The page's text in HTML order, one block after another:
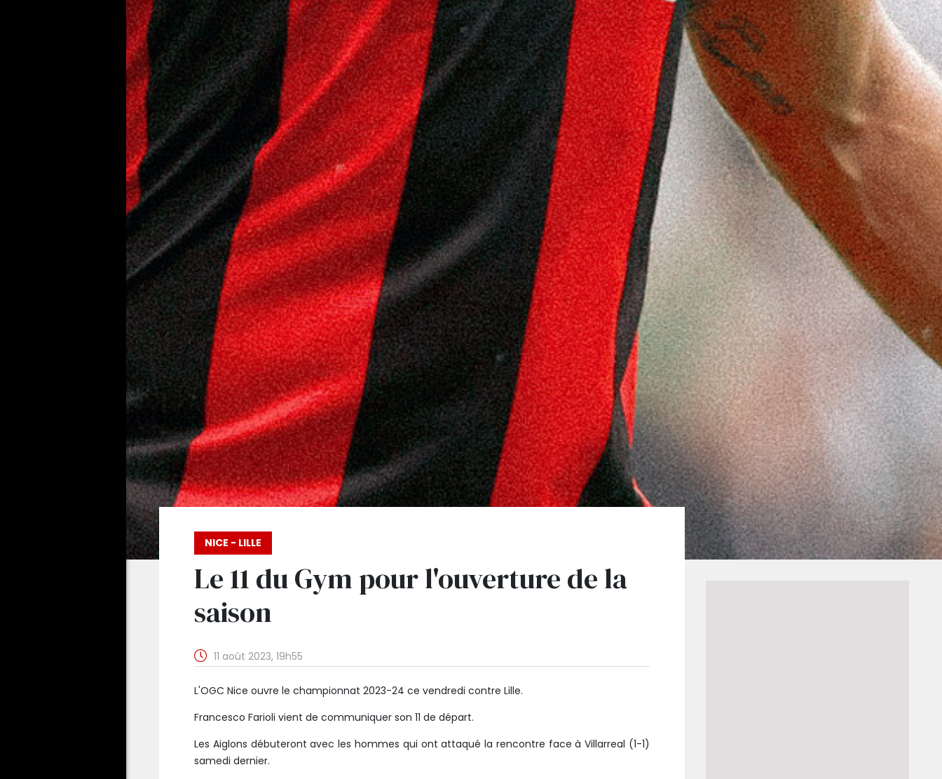
NICE - LILLE
Le 11 du Gym pour l'ouverture de la
saison
11 août 2023, 19h55
L'OGC Nice ouvre le championnat 2023-24 ce vendredi contre Lille.
Francesco Farioli vient de communiquer son 11 de départ.
Les Aiglons débuteront avec les hommes qui ont attaqué la rencontre face à Villarreal (1-1)
samedi dernier.